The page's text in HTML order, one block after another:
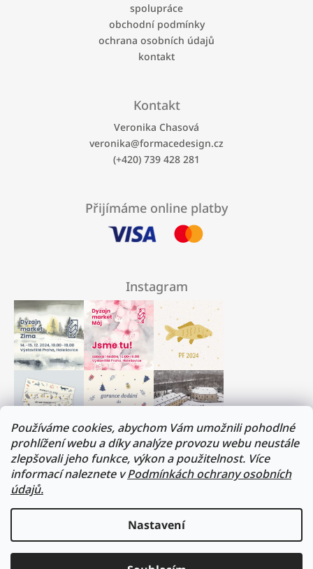
Používáme cookies, abychom Vám umožnili pohodlné
prohlížení webu a díky analýze provozu webu neustále
zlepšovali jeho funkce, výkon a použitelnost. Více
informací naleznete v Podmínkách ochrany osobních
údajů.
Nastavení
Milí přátelé, musíme si trochu odpočinout :)
V termínu 17. - 31.července budeme na dovolené.
Všechny objednávky budou vyřízeny v prvním
srpnovém týdnu. Děkujeme za pochopení!
Přejeme vám všem krásné léto!
Lukáš a Veronika
spolupráce
obchodní podmínky
ochrana osobních údajů
kontakt
Kontakt
Veronika Chasová
veronika@formacedesign.cz
(+420) 739 428 281
Přijímáme online platby
Instagram
sledovat na instagramu